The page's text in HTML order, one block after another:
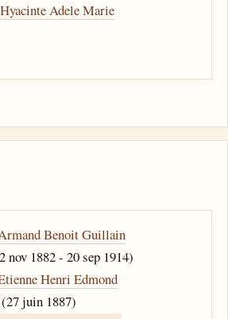
Adele Marie
Benoit Guillain
nov 1882 - 20 sep 1914)
Henri Edmond
(27 juin 1887)